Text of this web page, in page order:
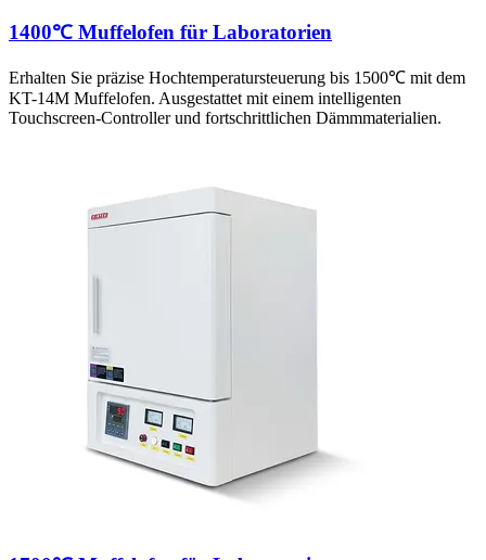
1400℃ Muffelofen für Laboratorien
Erhalten Sie präzise Hochtemperatursteuerung bis 1500℃ mit dem
KT-14M Muffelofen. Ausgestattet mit einem intelligenten
Touchscreen-Controller und fortschrittlichen Dämmmaterialien.